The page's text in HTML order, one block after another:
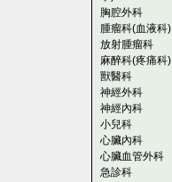
胸腔外科
腫瘤科(血液科)
放射腫瘤科
麻醉科(疼痛科)
獸醫科
神經外科
神經內科
小兒科
心臟內科
心臟血管外科
急診科